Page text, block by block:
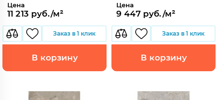
Цена
11 213 руб./м²
Заказ в 1 клик
В корзину
Цена
9 447 руб./м²
Заказ в 1 клик
В корзину